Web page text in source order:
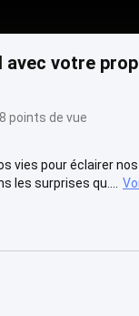
votre
points de vue
vies pour éclairer
les surprises qu....